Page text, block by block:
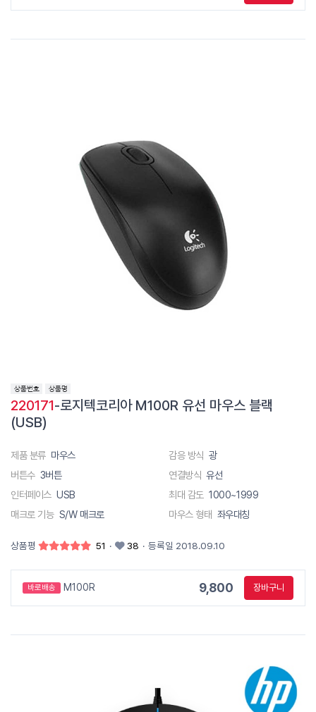
220171-로지텍코리아 M100R 유선 마우스 블랙
(USB)
제품 분류 마우스 감응 방식 광
버튼수 3버튼 연결방식 유선
인터페이스 USB 최대 감도 1000~1999
매크로 기능 S/W 매크로 마우스 형태 좌우대칭
상품평 51 · 38 · 등록일 2018.09.10
바로배송 M100R 9,800 장바구니